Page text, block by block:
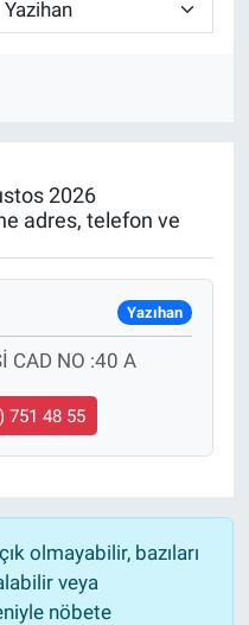
2026
adres, telefon ve
Yazıhan
CAD NO :40 A
751 48 55
olmayabilir, bazıları
veya
nöbete